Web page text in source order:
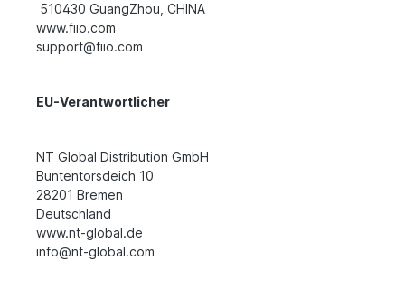
510430 GuangZhou, CHINA
www.fiio.com
support@fiio.com
EU-Verantwortlicher
NT Global Distribution GmbH
Buntentorsdeich 10
28201 Bremen
Deutschland
www.nt-global.de
info@nt-global.com